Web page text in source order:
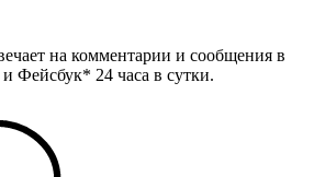
на комментарии и сообщения в
Фейсбук* 24 часа в сутки.